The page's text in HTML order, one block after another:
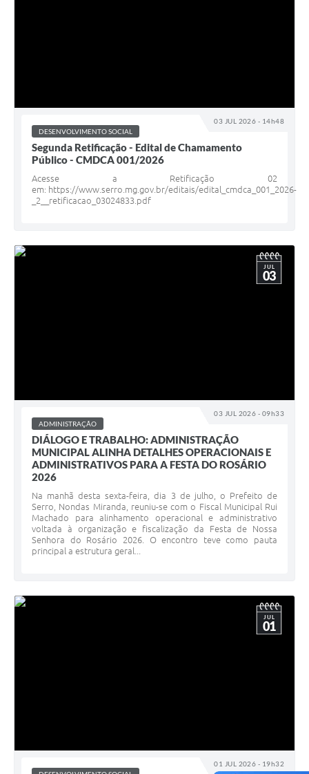
03 JUL 2026 - 14h48
DESENVOLVIMENTO SOCIAL
Segunda Retificação - Edital de Chamamento
Público - CMDCA 001/2026
Acesse a Retificação 02
em: https://www.serro.mg.gov.br/editais/edital_cmdca_001_2026-
_2__retificacao_03024833.pdf
03 JUL 2026 - 09h33
JUL
03
ADMINISTRAÇÃO
DIÁLOGO E TRABALHO: ADMINISTRAÇÃO
MUNICIPAL ALINHA DETALHES OPERACIONAIS E
ADMINISTRATIVOS PARA A FESTA DO ROSÁRIO
2026
Na manhã desta sexta-feira, dia 3 de julho, o Prefeito de
Serro, Nondas Miranda, reuniu-se com o Fiscal Municipal Rui
Machado para alinhamento operacional e administrativo
voltada à organização e fiscalização da Festa de Nossa
Senhora do Rosário 2026. O encontro teve como pauta
principal a estrutura geral...
01 JUL 2026 - 19h32
JUL
01